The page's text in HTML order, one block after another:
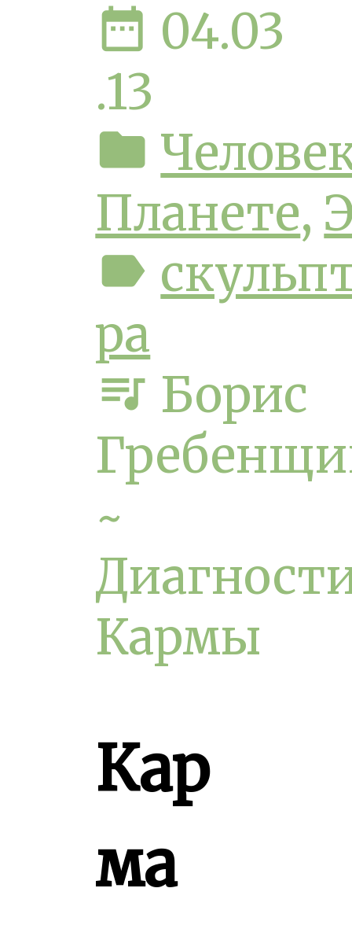
date_range 04.03
.13
folder
Планете,
label
ра
queue_music Борис
~
Кармы
Кар
ма